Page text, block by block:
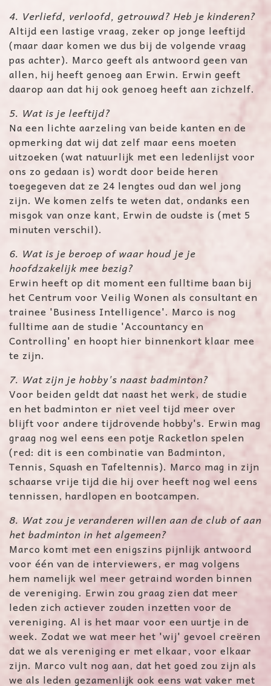
4. Verliefd, verloofd, getrouwd? Heb je kinderen?
Altijd een lastige vraag, zeker op jonge leeftijd
(maar daar komen we dus bij de volgende vraag
pas achter). Marco geeft als antwoord geen van
allen, hij heeft genoeg aan Erwin. Erwin geeft
daarop aan dat hij ook genoeg heeft aan zichzelf.
5. Wat is je leeftijd?
Na een lichte aarzeling van beide kanten en de
opmerking dat wij dat zelf maar eens moeten
uitzoeken (wat natuurlijk met een ledenlijst voor
ons zo gedaan is) wordt door beide heren
toegegeven dat ze 24 lengtes oud dan wel jong
zijn. We komen zelfs te weten dat, ondanks een
misgok van onze kant, Erwin de oudste is (met 5
minuten verschil).
6. Wat is je beroep of waar houd je je
hoofdzakelijk mee bezig?
Erwin heeft op dit moment een fulltime baan bij
het Centrum voor Veilig Wonen als consultant en
trainee 'Business Intelligence'. Marco is nog
fulltime aan de studie 'Accountancy en
Controlling' en hoopt hier binnenkort klaar mee
te zijn.
7. Wat zijn je hobby's naast badminton?
Voor beiden geldt dat naast het werk, de studie
en het badminton er niet veel tijd meer over
blijft voor andere tijdrovende hobby's. Erwin mag
graag nog wel eens een potje Racketlon spelen
(red: dit is een combinatie van Badminton,
Tennis, Squash en Tafeltennis). Marco mag in zijn
schaarse vrije tijd die hij over heeft nog wel eens
tennissen, hardlopen en bootcampen.
8. Wat zou je veranderen willen aan de club of aan
het badminton in het algemeen?
Marco komt met een enigszins pijnlijk antwoord
voor één van de interviewers, er mag volgens
hem namelijk wel meer getraind worden binnen
de vereniging. Erwin zou graag zien dat meer
leden zich actiever zouden inzetten voor de
vereniging. Al is het maar voor een uurtje in de
week. Zodat we wat meer het 'wij' gevoel creëren
dat we als vereniging er met elkaar, voor elkaar
zijn. Marco vult nog aan, dat het goed zou zijn als
we als leden gezamenlijk ook eens wat vaker met